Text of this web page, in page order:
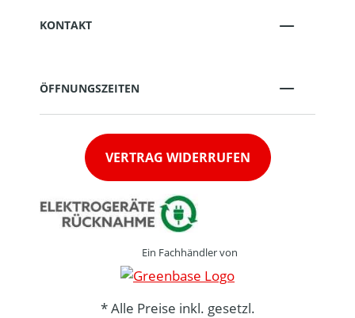
KONTAKT
ÖFFNUNGSZEITEN
VERTRAG WIDERRUFEN
Ein Fachhändler von
* Alle Preise inkl. gesetzl.